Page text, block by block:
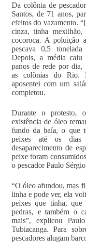
Da colônia de
Santos, de 71 anos,
efeitos do vazamento.
cinza, tinha mexilhão,
cocoroca. A poluição
pescava 0,5
Depois, a média
panos de rede por dia,
as colônias do Rio.
aposentei com um
completou.
Durante o protesto,
existência de óleo
fundo da baía, o que
peixes até os
desaparecimento de
peixe foram
o pescador Paulo
“O óleo afundou, mas
linha e pode ver, ela
peixes que tinha,
pedras, e também o
mais”, explicou
Tubiacanga. Para
pescadores alugam